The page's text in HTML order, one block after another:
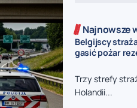
Najnowsze
Belgijscy
gasić pożar
Trzy strefy
Holandii...